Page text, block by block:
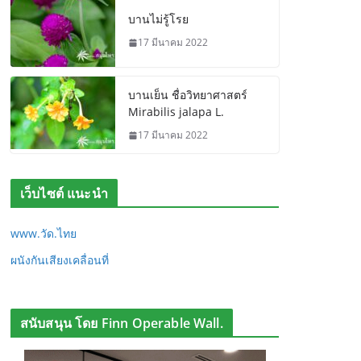
บานไม่รู้โรย
17 มีนาคม 2022
บานเย็น ชื่อวิทยาศาสตร์
Mirabilis jalapa L.
17 มีนาคม 2022
เว็บไซต์ แนะนำ
www.วัด.ไทย
ผนังกันเสียงเคลื่อนที่
สนับสนุน โดย Finn Operable Wall.